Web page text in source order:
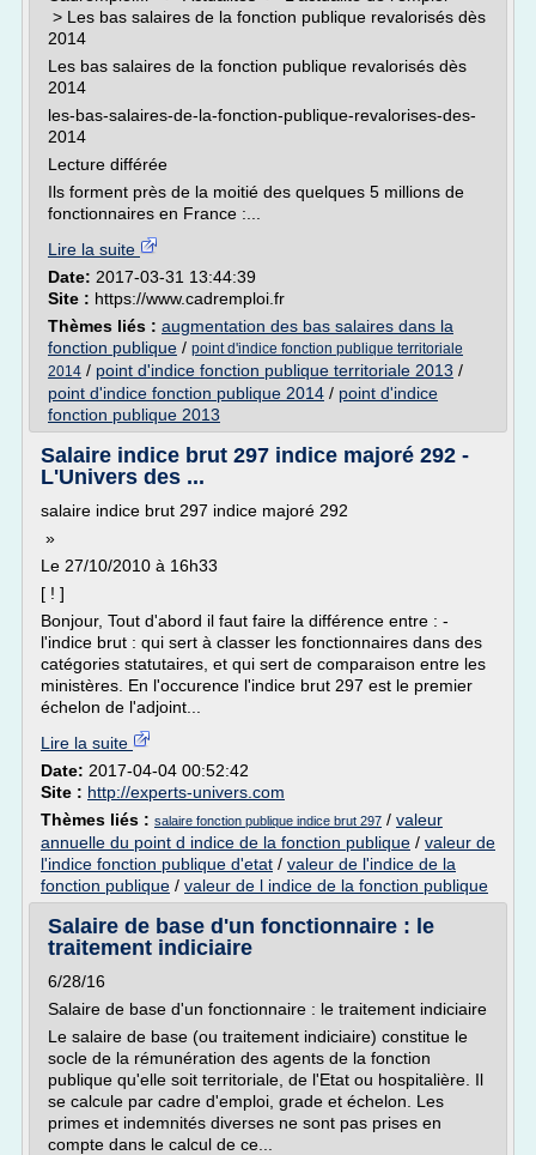
> Les bas salaires de la fonction publique revalorisés dès
2014
Les bas salaires de la fonction publique revalorisés dès
2014
les-bas-salaires-de-la-fonction-publique-revalorises-des-
2014
Lecture différée
Ils forment près de la moitié des quelques 5 millions de
fonctionnaires en France :...
Lire la suite
Date: 2017-03-31 13:44:39
Site : https://www.cadremploi.fr
Thèmes liés : augmentation des bas salaires dans la
fonction publique / point d'indice fonction publique territoriale
2014 / point d'indice fonction publique territoriale 2013 /
point d'indice fonction publique 2014 / point d'indice
fonction publique 2013
Salaire indice brut 297 indice majoré 292 -
L'Univers des ...
salaire indice brut 297 indice majoré 292
»
Le 27/10/2010 à 16h33
[ ! ]
Bonjour, Tout d'abord il faut faire la différence entre : -
l'indice brut : qui sert à classer les fonctionnaires dans des
catégories statutaires, et qui sert de comparaison entre les
ministères. En l'occurence l'indice brut 297 est le premier
échelon de l'adjoint...
Lire la suite
Date: 2017-04-04 00:52:42
Site : http://experts-univers.com
Thèmes liés : salaire fonction publique indice brut 297 / valeur
annuelle du point d indice de la fonction publique / valeur de
l'indice fonction publique d'etat / valeur de l'indice de la
fonction publique / valeur de l indice de la fonction publique
Salaire de base d'un fonctionnaire : le
traitement indiciaire
6/28/16
Salaire de base d'un fonctionnaire : le traitement indiciaire
Le salaire de base (ou traitement indiciaire) constitue le
socle de la rémunération des agents de la fonction
publique qu'elle soit territoriale, de l'Etat ou hospitalière. Il
se calcule par cadre d'emploi, grade et échelon. Les
primes et indemnités diverses ne sont pas prises en
compte dans le calcul de ce...